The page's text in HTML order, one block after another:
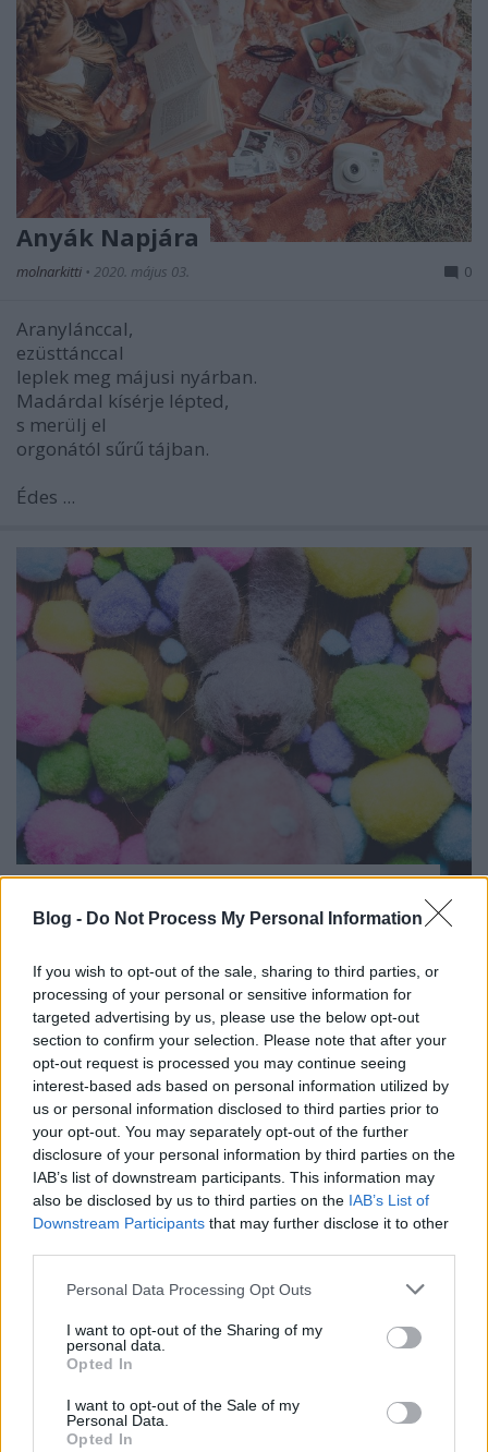
Blog - Do Not Process My Personal Information
If you wish to opt-out of the sale, sharing to third parties, or
processing of your personal or sensitive information for
targeted advertising by us, please use the below opt-out
section to confirm your selection. Please note that after your
opt-out request is processed you may continue seeing
interest-based ads based on personal information utilized by
us or personal information disclosed to third parties prior to
your opt-out. You may separately opt-out of the further
disclosure of your personal information by third parties on the
IAB’s list of downstream participants. This information may
also be disclosed by us to third parties on the IAB’s List of
Downstream Participants that may further disclose it to other
Please note that this website/app uses one or more Google
not limited to your visit or usage behaviour. You may click to
grant or deny consent to Google and its third-party tags to
use your data for below specified purposes in below Google
consent section.
Personal Data Processing Opt Outs
I want to opt-out of the Sharing of my
personal data.
Opted In
I want to opt-out of the Sale of my
Personal Data.
Opted In
Anyák Napjára
molnarkitti • 2020. május 03. 0
Aranylánccal,
ezüsttánccal
leplek meg májusi nyárban.
Madárdal kísérje lépted,
s merülj el
orgonától sűrű tájban.
Édes ...
Locsolóversek koronavírus idejére
molnarkitti •2020. április 09.
Felbolydult egy kicsit az idei húsvét. A nem
mindennapi ünnephez nem mindennapi
locsolóversikék dukálnak. Ezekkel a kis
szösszenetekkel garantáltan ...
10 bátorító idézet kezdő íróknak